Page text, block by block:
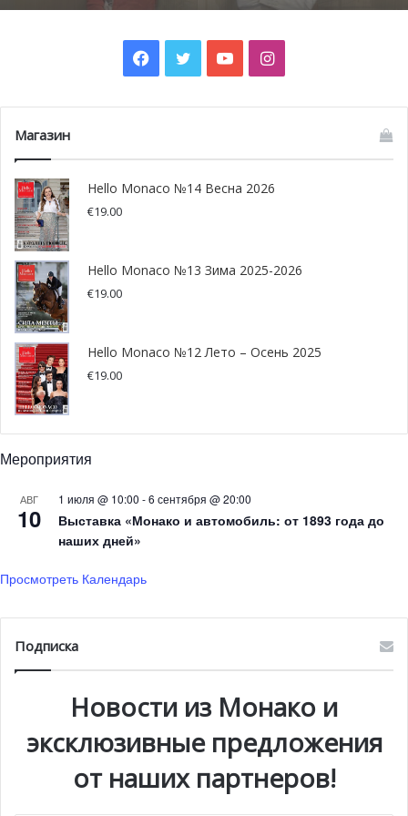
из-за столов?
Элементарно! Мы часто выступаем в Барвиха Luxury
примерно такая же ситуация, но она продолжается
не более полторы песни.
Кадзуки Ямада: «Надеюсь, мне удалось
увеличить число поклонников
классической музыки в Монако»
Facebook
TwitterYouTubeInstagram
Магазин
Hello Monaco №14 Весна 2026
€19.00
Hello Monaco №13 Зима 2025-2026
€19.00
Hello Monaco №12 Лето – Осень 2025
€19.00
Мероприятия
АВГ
10
1 июля @ 10:00 -6 сентября @ 20:00
Выставка «Монако и автомобиль: от 1893 года до
наших дней»
Просмотреть Календарь
Подписка
Новости из Монако и
эксклюзивные предложения
от наших партнеров!